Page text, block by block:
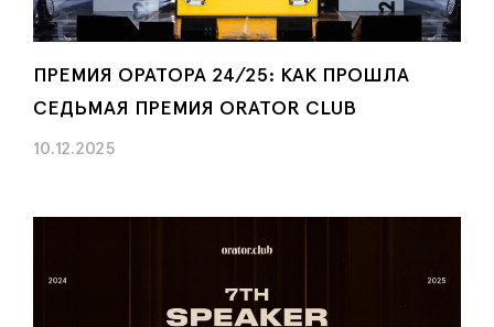
ПРЕМИЯ ОРАТОРА 24/25: КАК ПРОШЛА
СЕДЬМАЯ ПРЕМИЯ ORATOR CLUB
10.12.2025